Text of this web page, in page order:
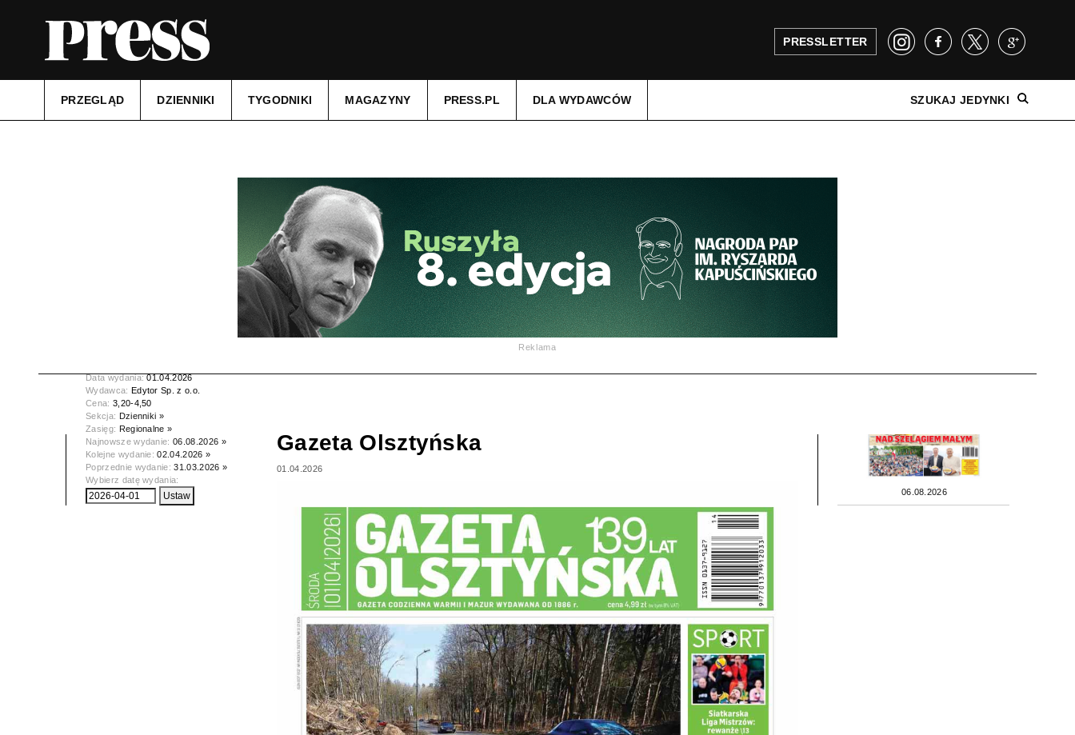
PRESSLETTER
PRZEGLĄD DZIENNIKI TYGODNIKI MAGAZYNY PRESS.PL DLA WYDAWCÓW SZUKAJ JEDYNKI
Reklama
Data wydania:01.04.2026
Wydawca: Edytor Sp. z o.o.
Cena: 3,20-4,50
Sekcja: Dzienniki »
Zasięg: Regionalne »
Najnowsze wydanie:06.08.2026 »
Kolejne wydanie:02.04.2026 »
Poprzednie wydanie:31.03.2026 »
Wybierz datę wydania:
Gazeta Olsztyńska
01.04.2026
06.08.2026